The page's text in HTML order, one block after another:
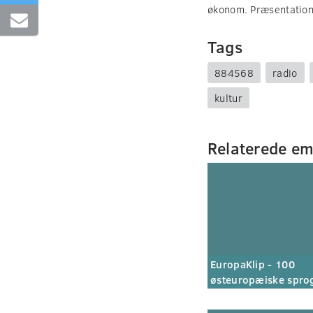
økonom.
Tags
884568 radio
kultur
Relaterede
EuropaKlip - 100
østeuropæiske